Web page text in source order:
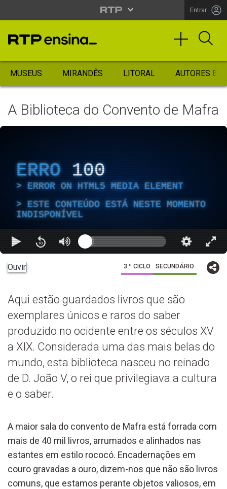
Entrar
MUSEUS MIRANDÊS LITORAL AUTORES
A Biblioteca do Convento de Mafra
ERRO 100
ERROR ON HTML5 MEDIA ELEMENT
ESTE CONTEÚDO ESTÁ NESTE MOMENTO
INDISPONÍVEL
Ouvir 3.º CICLO SECUNDÁRIO
Aqui estão guardados livros que são
exemplares únicos e raros do saber
produzido no ocidente entre os séculos XV
a XIX. Considerada uma das mais belas do
mundo, esta biblioteca nasceu no reinado
de D. João V, o rei que privilegiava a cultura
e o saber.
A maior sala do convento de Mafra está forrada com
mais de 40 mil livros, arrumados e alinhados nas
estantes em estilo rococó. Encadernações em
couro gravadas a ouro, dizem-nos que não são livros
comuns, que estamos perante objetos valiosos, em